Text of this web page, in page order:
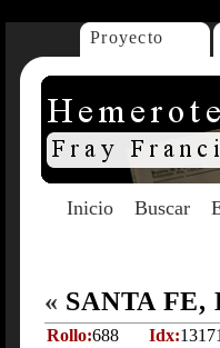
Proyecto
Inicio Buscar
« SANTA FE,
Rollo:688 Idx:13171